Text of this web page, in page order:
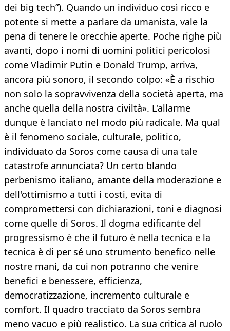
dei big tech”). Quando un individuo così ricco e
potente si mette a parlare da umanista, vale la
pena di tenere le orecchie aperte. Poche righe più
avanti, dopo i nomi di uomini politici pericolosi
come Vladimir Putin e Donald Trump, arriva,
ancora più sonoro, il secondo colpo: «È a rischio
non solo la sopravvivenza della società aperta, ma
anche quella della nostra civiltà». L'allarme
dunque è lanciato nel modo più radicale. Ma qual
è il fenomeno sociale, culturale, politico,
individuato da Soros come causa di una tale
catastrofe annunciata? Un certo blando
perbenismo italiano, amante della moderazione e
dell'ottimismo a tutti i costi, evita di
compromettersi con dichiarazioni, toni e diagnosi
come quelle di Soros. Il dogma edificante del
progressismo è che il futuro è nella tecnica e la
tecnica è di per sé uno strumento benefico nelle
nostre mani, da cui non potranno che venire
benefici e benessere, efficienza,
democratizzazione, incremento culturale e
comfort. Il quadro tracciato da Soros sembra
meno vacuo e più realistico. La sua critica al ruolo